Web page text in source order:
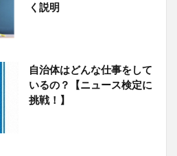
く説明
自治体はどんな仕事をして
いるの？【ニュース検定に
挑戦！】